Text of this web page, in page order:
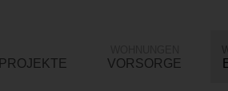
PROJEKTE VORSORGE